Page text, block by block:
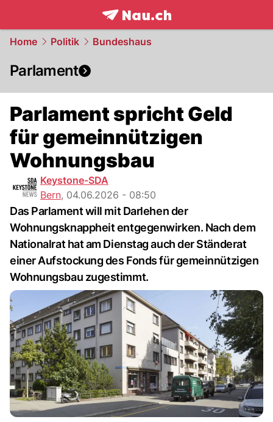
frontpage.NAU.ch
Home Politik Bundeshaus
Parlament
Parlament spricht Geld
für gemeinnützigen
Wohnungsbau
Keystone-SDA
Bern, 04.06.2026 - 08:50
Das Parlament will mit Darlehen der
Wohnungsknappheit entgegenwirken. Nach dem
Nationalrat hat am Dienstag auch der Ständerat
einer Aufstockung des Fonds für gemeinnützigen
Wohnungsbau zugestimmt.